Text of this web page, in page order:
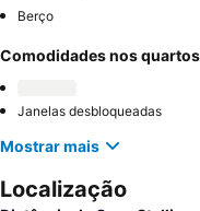
Berço
Comodidades nos quartos
Janelas desbloqueadas
Mostrar mais
Localização